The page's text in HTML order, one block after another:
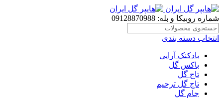
شماره روبیکا و بله: 09128870988
انتخاب دسته بندی
بادکنک آرایی
باکس گل
تاج گل
تاج گل ترحیم
جام گل